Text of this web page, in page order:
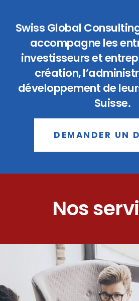
Swiss Global
accompagne les
investisseurs et
création,
développement de
Suisse.
DEMANDER UN
Nos